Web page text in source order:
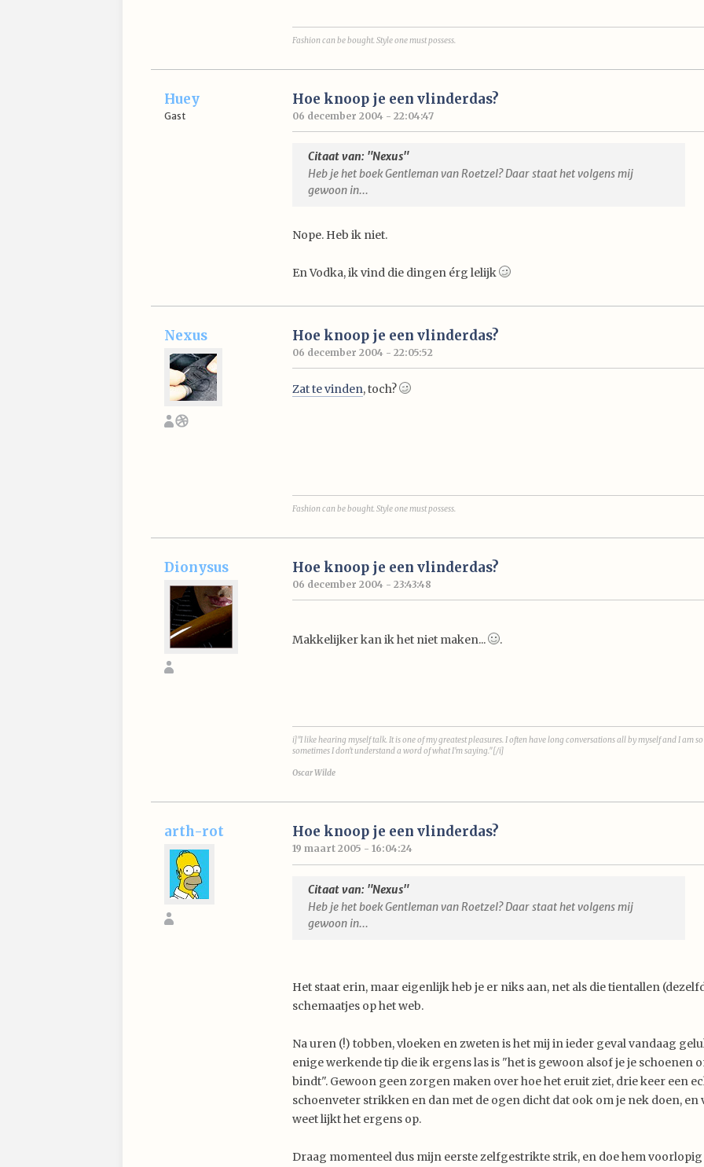
Fashion can be bought. Style one must possess.
Huey
Gast
Hoe knoop je een vlinderdas?
06 december 2004 - 22:04:47
Citaat van: "Nexus"
Heb je het boek Gentleman van Roetzel? Daar staat het volgens mij
gewoon in...
Nope. Heb ik niet.
En Vodka, ik vind die dingen érg lelijk
Nexus Hoe knoop je een vlinderdas?
06 december 2004 - 22:05:52
Zat te vinden, toch?
Fashion can be bought. Style one must possess.
Dionysus Hoe knoop je een vlinderdas?
06 december 2004 - 23:43:48
Makkelijker kan ik het niet maken... .
i]"I like hearing myself talk. It is one of my greatest pleasures. I often have long conversations all by myself and I am
sometimes I don't understand a word of what I'm saying."[/i]
Oscar Wilde
arth-rot Hoe knoop je een vlinderdas?
19 maart 2005 - 16:04:24
Citaat van: "Nexus"
Heb je het boek Gentleman van Roetzel? Daar staat het volgens mij
gewoon in...
Het staat erin, maar eigenlijk heb je er niks aan, net als die tientallen
schemaatjes op het web.
Na uren (!) tobben, vloeken en zweten is het mij in ieder geval vandaag
enige werkende tip die ik ergens las is "het is gewoon alsof je je schoenen
bindt". Gewoon geen zorgen maken over hoe het eruit ziet, drie keer een
schoenveter strikken en dan met de ogen dicht dat ook om je nek doen, en
weet lijkt het ergens op.
Draag momenteel dus mijn eerste zelfgestrikte strik, en doe hem